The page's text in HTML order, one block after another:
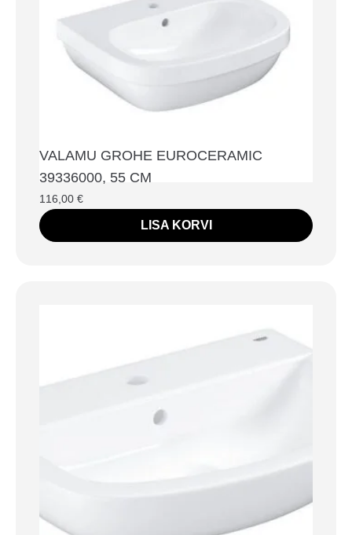
VALAMU GROHE EUROCERAMIC
39336000, 55 CM
116,00 €
LISA KORVI